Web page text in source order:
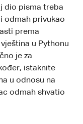
dio pisma treba
odmah privukao
prema
u Pythonu
je za
istaknite
u odnosu na
odmah shvatio